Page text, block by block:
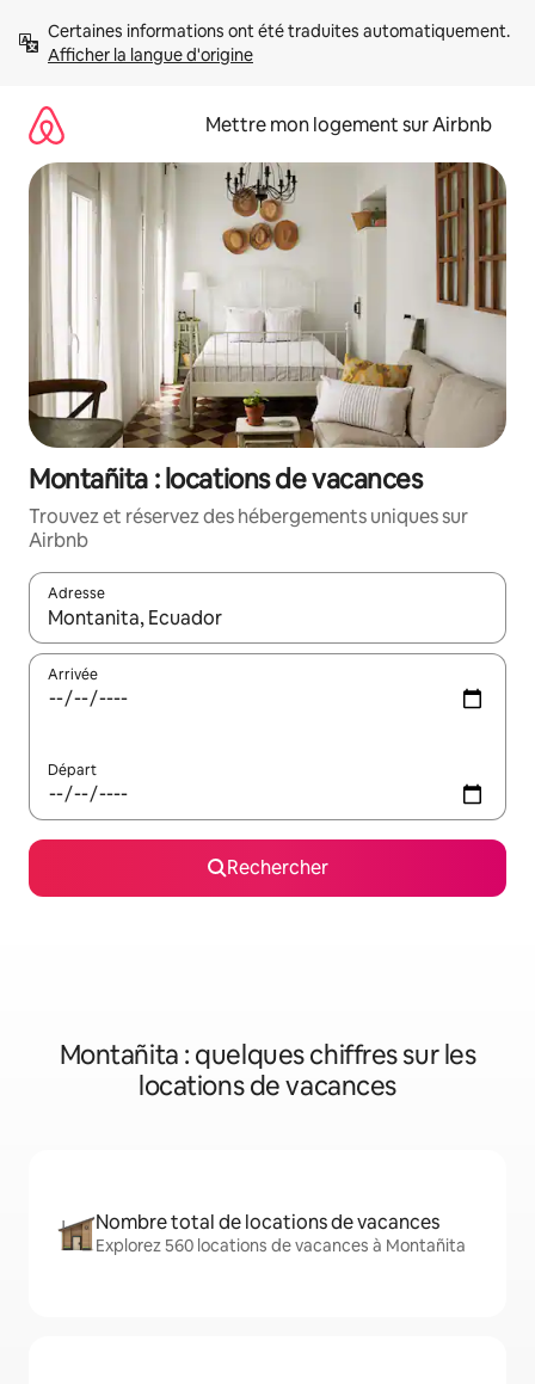
directement
Afficher la langue d'origine
Mettre mon logement sur Airbnb
Montañita : locations de vacances
Trouvez et réservez des hébergements uniques sur
Airbnb
Adresse
Lorsque les résultats s'affichent, utilisez les flèches vers le
Arrivée
Départ
Rechercher
Montañita : quelques chiffres sur les
locations de vacances
Nombre total de locations de vacances
Explorez 560 locations de vacances à Montañita